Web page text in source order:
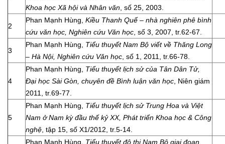
Khoa học Xã hội và Nhân văn , số 25, 2003.
2
Phan Mạnh Hùng, Kiều Thanh Quế – nhà nghiên phê bình
cứu văn học, Nghiên cứu Văn học , số 3, 2007, tr.62-67.
3
Phan Mạnh Hùng,
Tiểu thuyết Nam Bộ viết về Thăng Long
– Hà Nội, Nghiên cứu Văn học , số 1, 2011, tr.66-78.
4
Phan Mạnh Hùng,
Tiểu thuyết lịch sử của Tân Dân Tử,
Đại học Sài Gòn, chuyên đề Bình luận văn học , Niên giám
2011, tr.69-77.
5
Phan Mạnh Hùng,
Tiểu thuyết lịch sử Trung Hoa và Việt
Nam ở Nam kỳ đầu thế kỷ XX, Phát triển Khoa học & Công
nghệ , tập 15, số X1/2012, tr.5-14.
Phan Mạnh Hùng,
Tiểu thuyết đô thị Nam Bộ giai đoạn